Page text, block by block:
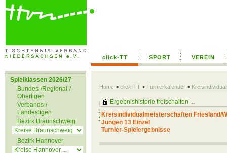
click-TT SPORT VEREIN
Home > click-TT > Turnierkalender >
Spielklassen 2026/27
Bundes-/Regional-/
Oberligen
Verbands-/
Landesligen
Bezirk Braunschweig
Bezirk Hannover
Ergebnishistorie freischalten ...
Kreisindividualmeisterschaften Friesland/
Jungen 13 Einzel
Turnier-Spielergebnisse